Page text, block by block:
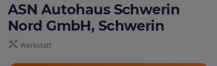
ASN Autohaus Schwerin
Nord GmbH, Schwerin
Werkstatt